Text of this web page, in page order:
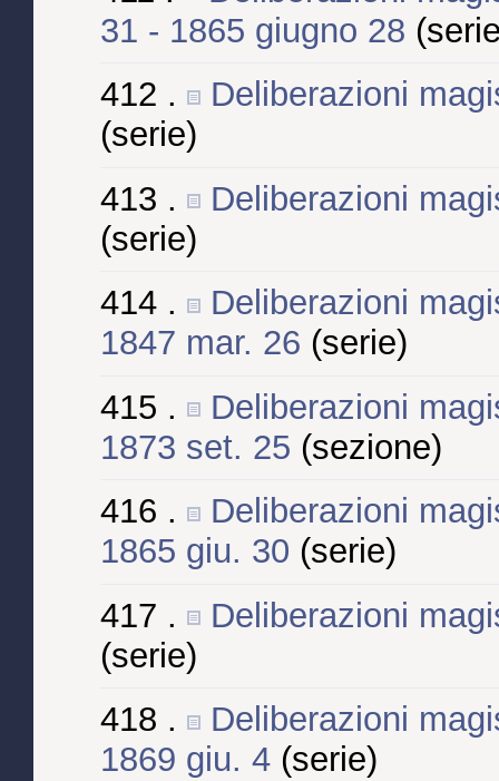
31 - 1865 giugno 28
412 .
Deliberazioni
(serie)
413 .
Deliberazioni
(serie)
414 .
Deliberazioni
1847 mar. 26 (serie)
415 .
Deliberazioni
1873 set. 25 (sezione)
416 .
Deliberazioni
1865 giu. 30 (serie)
417 .
Deliberazioni
(serie)
418 .
Deliberazioni
1869 giu. 4 (serie)